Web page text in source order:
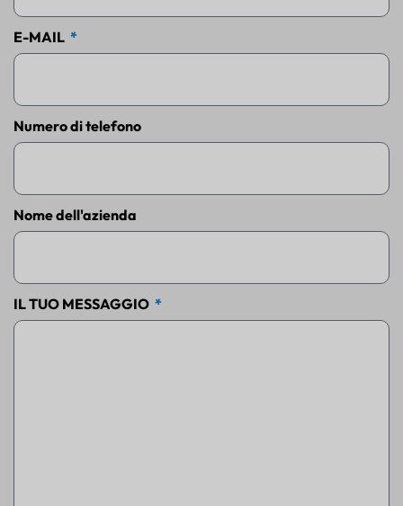
E-MAIL
Numero di telefono
Nome dell'azienda
IL TUO MESSAGGIO